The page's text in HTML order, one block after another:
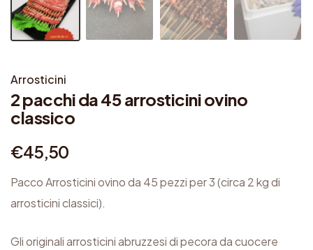
Arrosticini
2 pacchi da 45 arrosticini ovino
classico
€45,50
Pacco Arrosticini ovino da 45 pezzi per 3 (circa 2 kg di
arrosticini classici).
Gli originali arrosticini abruzzesi di pecora da cuocere